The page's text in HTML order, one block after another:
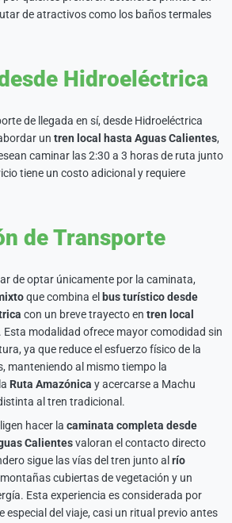
de atractivos como los baños termales
Hidroeléctrica
de llegada en sí, desde Hidroeléctrica
un tren local hasta Aguas Calientes,
caminar las 2:30 a 3 horas de ruta junto
tiene un costo adicional y requiere
de Transporte
de optar únicamente por la caminata,
que combina el bus turístico desde
con un breve trayecto en tren local
. Esta modalidad ofrece mayor comodidad sin
ya que reduce el esfuerzo físico de la
manteniendo al mismo tiempo la
Ruta Amazónica y acercarse a Machu
al tren tradicional.
hacer la caminata completa desde
Calientesvaloran el contacto directo
sigue las vías del tren junto al río
cubiertas de vegetación y un
Esta experiencia es considerada por
especial del viaje, casi un ritual previo antes